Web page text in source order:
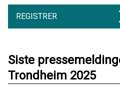
REGISTRER
Siste
Trondheim 2025